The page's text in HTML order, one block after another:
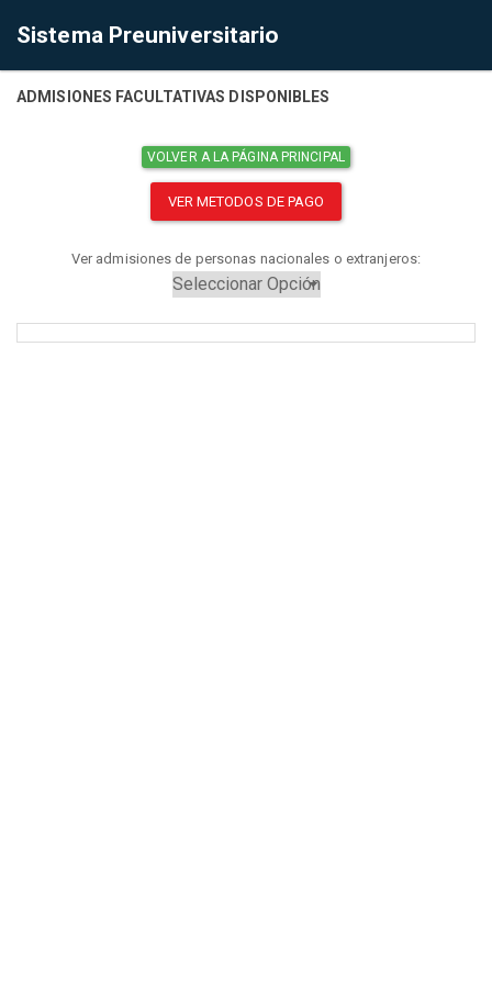
Sistema Preuniversitario
ADMISIONES FACULTATIVAS DISPONIBLES
VOLVER A LA PÁGINA PRINCIPAL
VER METODOS DE PAGO
Ver admisiones de personas nacionales o extranjeros: